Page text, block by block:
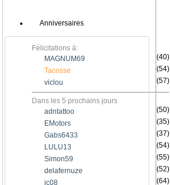
Anniversaires
Félicitations à:
MAGNUM69
(40)
Tacosse
(54)
viclou
(57)
Dans les 5 prochains jours
adntattoo
(50)
EMotors
(35)
Gabs6433
(37)
LULU13
(54)
Simon59
(55)
delafernuze
(52)
jc08
(64)